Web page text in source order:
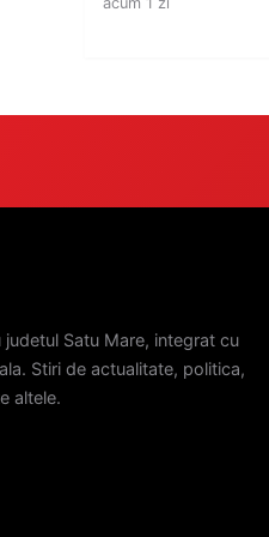
Satu Mare, integrat cu
Stiri de actualitate, politica,
altele.